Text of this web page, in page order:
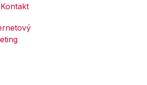
Kontakt